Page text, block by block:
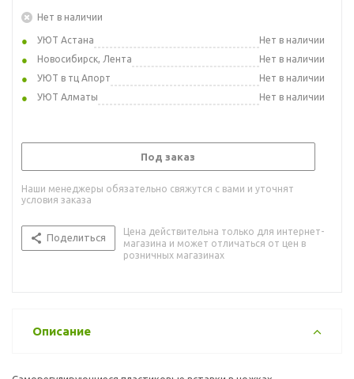
Нет в наличии
УЮТ Астана
Нет в наличии
Новосибирск, Лента
Нет в наличии
УЮТ в тц Апорт
Нет в наличии
УЮТ Алматы
Нет в наличии
Под заказ
Наши менеджеры обязательно свяжутся с вами и уточнят
условия заказа
Поделиться
Цена действительна только для интернет-
магазина и может отличаться от цен в
розничных магазинах
Описание